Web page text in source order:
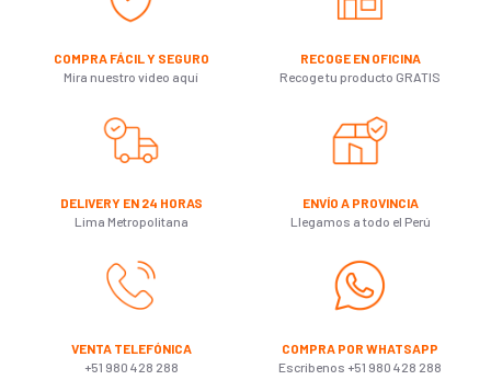
COMPRA FÁCIL Y SEGURO
Mira nuestro video aquí
RECOGE EN OFICINA
Recoge tu producto GRATIS
DELIVERY EN 24 HORAS
Lima Metropolitana
ENVÍO A PROVINCIA
Llegamos a todo el Perú
VENTA TELEFÓNICA
+51 980 428 288
COMPRA POR WHATSAPP
Escribenos +51 980 428 288